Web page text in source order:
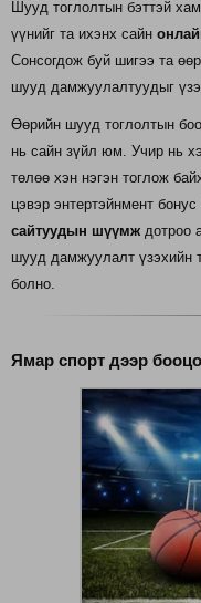
Шууд тоглолтын бэттэй
үүнийг та ихэнх сайн
Сонсогдож буй шигээ та
шууд дамжуулалтуудыг
Өөрийн шууд тоглолтын
нь сайн зүйл юм. Учир нь
төлөө хэн нэгэн тоглож
цэвэр энтертэйнмент
сайтуудын шүүмж дотроо
шууд дамжуулалт үзэхийн
болно.
Ямар спорт дээр